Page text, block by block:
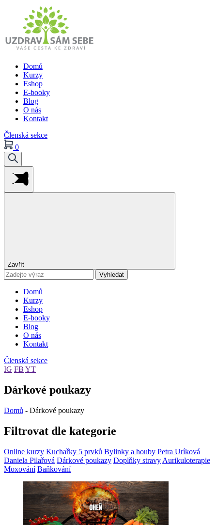
Domů
Kurzy
Eshop
E-booky
Blog
O nás
Kontakt
Členská sekce
0
Zavřít
Vyhledat
Domů
Kurzy
Eshop
E-booky
Blog
O nás
Kontakt
Členská sekce
IG FB YT
Dárkové poukazy
Domů - Dárkové poukazy
Filtrovat dle kategorie
Online kurzy Kuchařky 5 prvků Bylinky a houby Petra Uríková
Daniela Pilařová Dárkové poukazy Doplňky stravy Aurikuloterapie
Moxování Baňkování